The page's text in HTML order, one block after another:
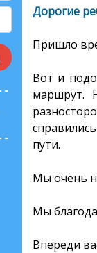
Дорогие
Пришло
Вот и
маршрут.
пути.
Мы очень
Мы
Впереди